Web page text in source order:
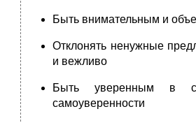
Быть внимательным и
Отклонять ненужные
и вежливо
Быть уверенным в
самоуверенности